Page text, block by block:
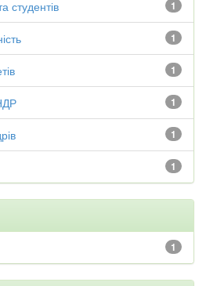
1
студентів
1
1
1
1
1
1